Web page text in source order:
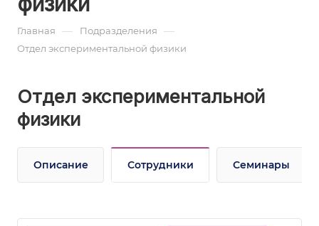
Главная — Подразделения —
Отдел экспериментальной физики
Отдел экспериментальной
физики
Описание Сотрудники Семинары